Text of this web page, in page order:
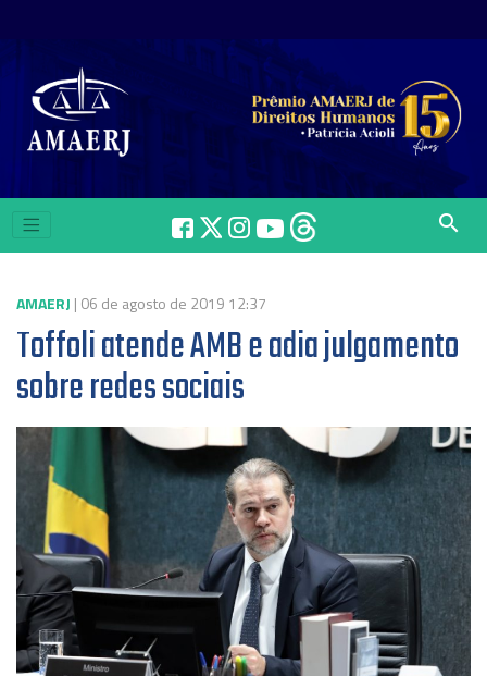
search
AMAERJ | 06 de agosto de 2019 12:37
Toffoli atende AMB e adia julgamento
sobre redes sociais